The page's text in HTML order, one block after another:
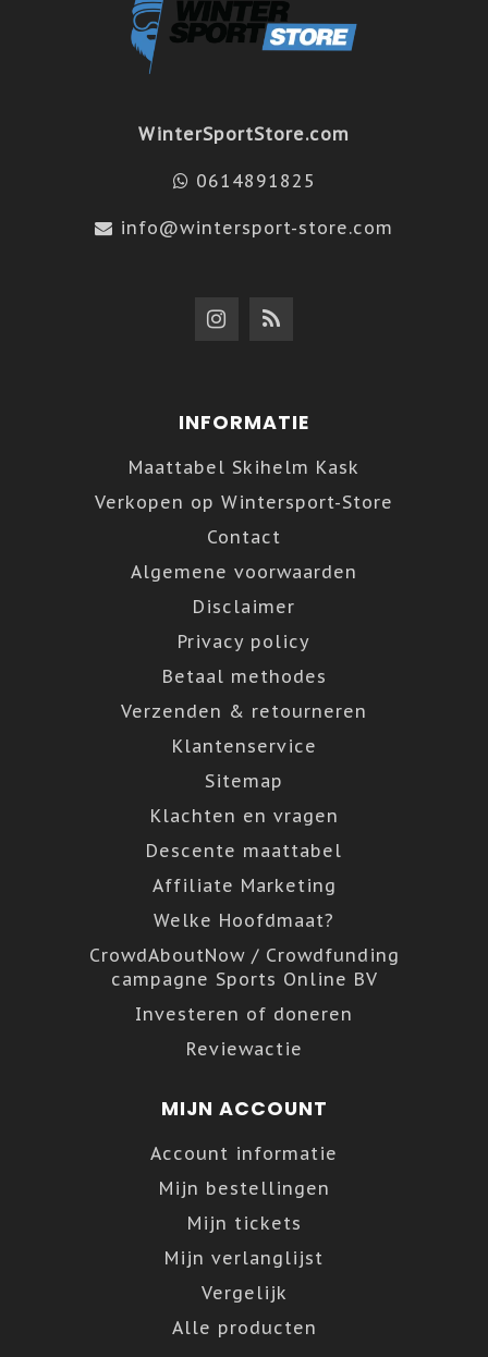
WinterSportStore.com
0614891825
info@wintersport-store.com
INFORMATIE
Maattabel Skihelm Kask
Verkopen op Wintersport-Store
Contact
Algemene voorwaarden
Disclaimer
Privacy policy
Betaal methodes
Verzenden & retourneren
Klantenservice
Sitemap
Klachten en vragen
Descente maattabel
Affiliate Marketing
Welke Hoofdmaat?
CrowdAboutNow / Crowdfunding
campagne Sports Online BV
Investeren of doneren
Reviewactie
MIJN ACCOUNT
Account informatie
Mijn bestellingen
Mijn tickets
Mijn verlanglijst
Vergelijk
Alle producten